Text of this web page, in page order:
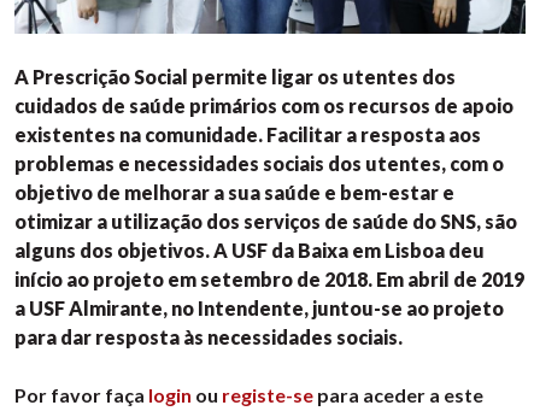
A Prescrição Social permite ligar os utentes dos
cuidados de saúde primários com os recursos de apoio
existentes na comunidade. Facilitar a resposta aos
problemas e necessidades sociais dos utentes, com o
objetivo de melhorar a sua saúde e bem-estar e
otimizar a utilização dos serviços de saúde do SNS, são
alguns dos objetivos. A USF da Baixa em Lisboa deu
início ao projeto em setembro de 2018. Em abril de 2019
a USF Almirante, no Intendente, juntou-se ao projeto
para dar resposta às necessidades sociais.
Por favor faça login ou registe-se para aceder a este